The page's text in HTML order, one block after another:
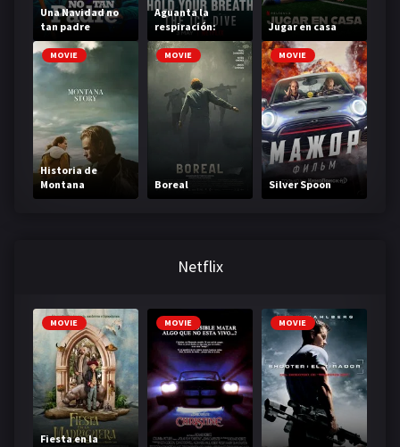
Una Navidad no
tan padre
Aguanta la
respiración:
Inmersión bajo el
hielo
Jugar en casa
MOVIE
Historia de
Montana
MOVIE
Boreal
MOVIE
Silver Spoon
Netflix
MOVIE
Fiesta en la
MOVIE MOVIE